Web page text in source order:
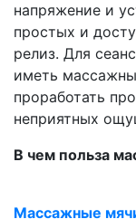
напряжение и
простых и
релиз. Для
иметь
проработать
неприятных
В чем польза
Массажные